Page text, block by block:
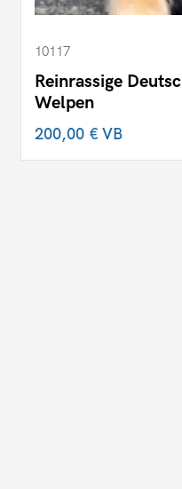
10117
Reinrassige
Welpen
200,00 €VB